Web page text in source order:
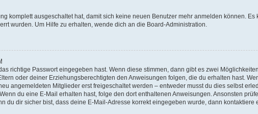
komplett ausgeschaltet hat, damit sich keine neuen Benutzer mehr anmelden können.
wurden. Um Hilfe zu erhalten, wende dich an die Board-Administration.
richtige Passwort eingegeben hast. Wenn diese stimmen, dann gibt es zwei
oder deiner Erziehungsberechtigten den Anweisungen folgen, die du erhalten hast.
angemeldeten Mitglieder erst freigeschaltet werden – entweder musst du dies selbst
du eine E-Mail erhalten hast, folge den dort enthaltenen Anweisungen. Ansonsten
du dir sicher bist, dass deine E-Mail-Adresse korrekt eingegeben wurde, dann kontaktiere